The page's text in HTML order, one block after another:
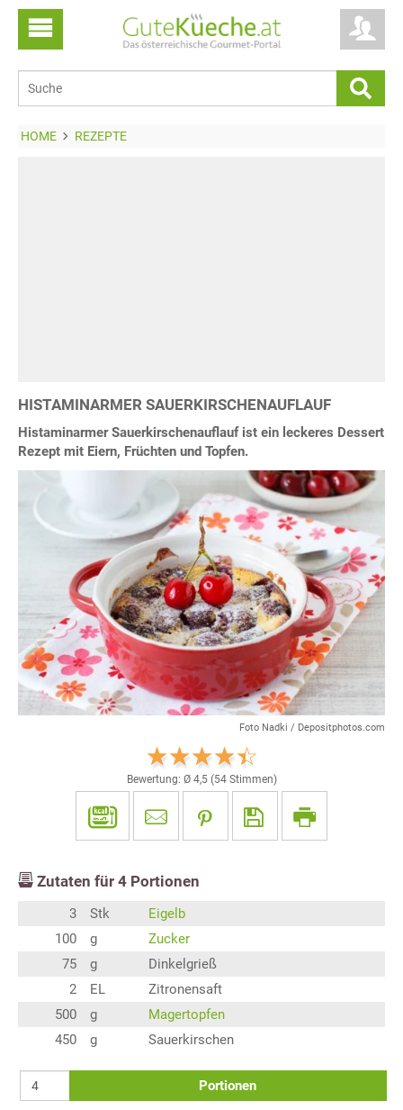
HOME REZEPTE
HISTAMINARMER SAUERKIRSCHENAUFLAUF
Histaminarmer Sauerkirschenauflauf ist ein leckeres Dessert
Rezept mit Eiern, Früchten und Topfen.
Foto Nadki / Depositphotos.com
Bewertung: Ø 4,5(54Stimmen)
Zutaten für 4 Portionen
3 Stk
Eigelb
100
g
Zucker
75
g
Dinkelgrieß
2
EL
Zitronensaft
500
g
Magertopfen
450
g Sauerkirschen
Portionen